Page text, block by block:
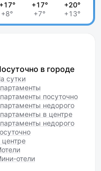
+17°
+8°
+17°
+7°
+20°
+13°
в городе
сутки
посуточно
недорого
в центре
недорого
центре
отели